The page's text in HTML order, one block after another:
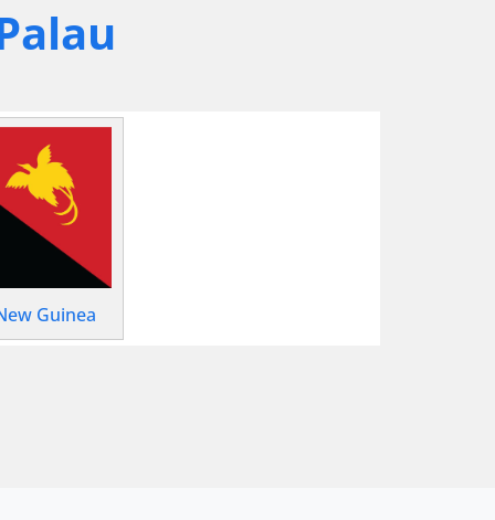
Guinea